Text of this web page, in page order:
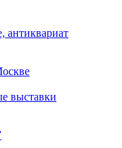
выставки